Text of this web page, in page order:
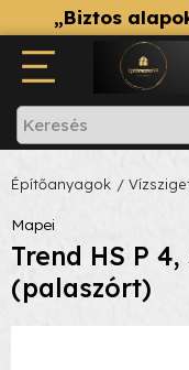
„Biztos
Építőanyagok /
Mapei
Trend HS P
(palaszórt)